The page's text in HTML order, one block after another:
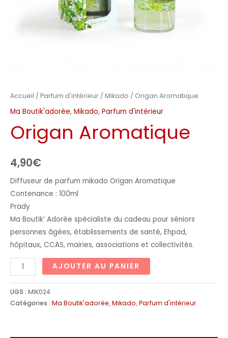
Accueil / Parfum d'intérieur / Mikado / Origan Aromatique
Ma Boutik'adorée, Mikado, Parfum d'intérieur
Origan Aromatique
4,90€
Diffuseur de parfum mikado Origan Aromatique
Contenance : 100ml
Prady
Ma Boutik’ Adorée spécialiste du cadeau pour séniors
personnes âgées, établissements de santé, Ehpad,
hôpitaux, CCAS, mairies, associations et collectivités.
AJOUTER AU PANIER
UGS : MIK024
Catégories : Ma Boutik'adorée,Mikado,Parfum d'intérieur